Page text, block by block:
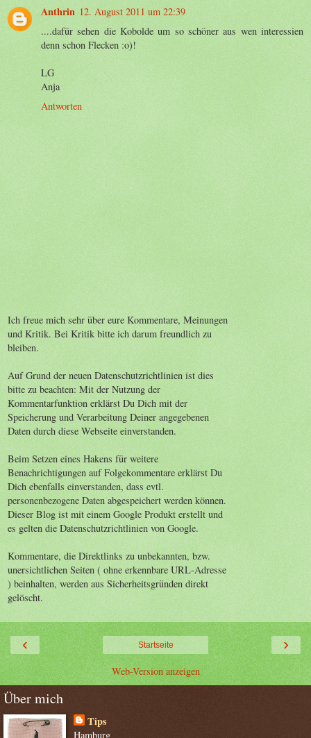
Anthrin 12. August 2011 um 22:39
....dafür sehen die Kobolde um so schöner aus wen interessien
denn schon Flecken :o)!
LG
Anja
Antworten
Ich freue mich sehr über eure Kommentare, Meinungen
und Kritik. Bei Kritik bitte ich darum freundlich zu
bleiben.
Auf Grund der neuen Datenschutzrichtlinien ist dies
bitte zu beachten: Mit der Nutzung der
Kommentarfunktion erklärst Du Dich mit der
Speicherung und Verarbeitung Deiner angegebenen
Daten durch diese Webseite einverstanden.
Beim Setzen eines Hakens für weitere
Benachrichtigungen auf Folgekommentare erklärst Du
Dich ebenfalls einverstanden, dass evtl.
personenbezogene Daten abgespeichert werden können.
Dieser Blog ist mit einem Google Produkt erstellt und
es gelten die Datenschutzrichtlinien von Google.
Kommentare, die Direktlinks zu unbekannten, bzw.
unersichtlichen Seiten ( ohne erkennbare URL-Adresse
) beinhalten, werden aus Sicherheitsgründen direkt
gelöscht.
‹ ›
Startseite
Web-Version anzeigen
Über mich
Tips
Hamburg